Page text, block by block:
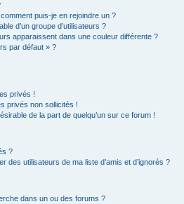
puis-je en rejoindre un ?
d’un groupe d’utilisateurs ?
apparaissent dans une couleur différente ?
par défaut » ?
privés !
privés non sollicités !
de la part de quelqu’un sur ce forum !
?
des utilisateurs de ma liste d’amis et d’ignorés ?
dans un ou des forums ?